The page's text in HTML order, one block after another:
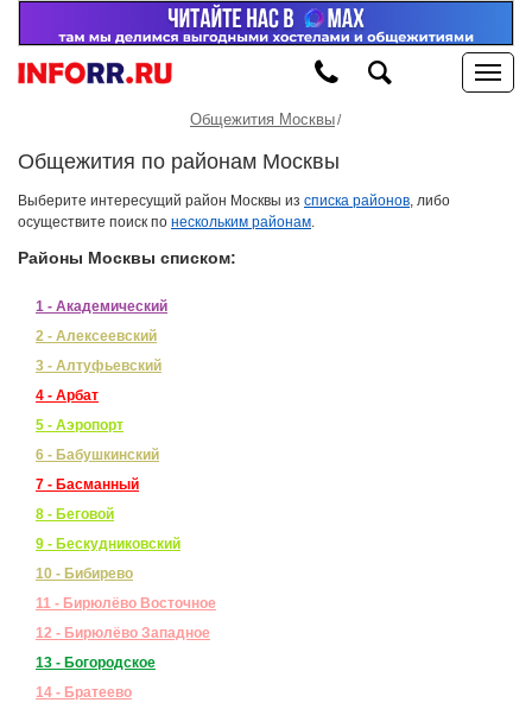
Общежития Москвы
Общежития по районам Москвы
Выберите интересущий район Москвы из списка районов, либо
осуществите поиск по нескольким районам.
Районы Москвы списком:
1 - Академический
2 - Алексеевский
3 - Алтуфьевский
4 - Арбат
5 - Аэропорт
6 - Бабушкинский
7 - Басманный
8 - Беговой
9 - Бескудниковский
10 - Бибирево
11 - Бирюлёво Восточное
12 - Бирюлёво Западное
13 - Богородское
14 - Братеево